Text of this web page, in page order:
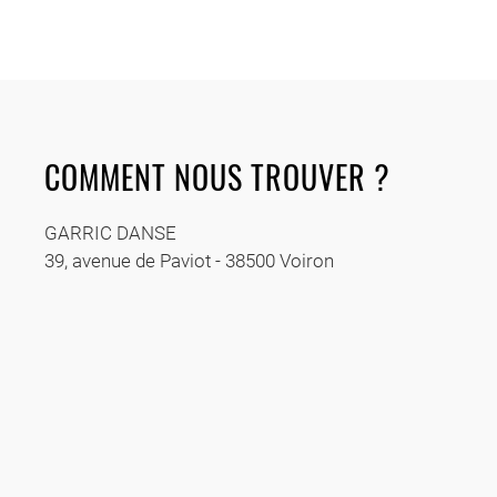
COMMENT NOUS TROUVER ?
GARRIC DANSE
39, avenue de Paviot - 38500 Voiron